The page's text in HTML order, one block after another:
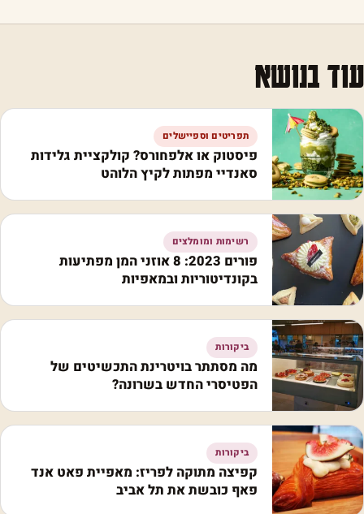
עוד בנושא
תפריטים וספיישלים
פיסטוק או אלפחורס? קולקציית גלידות
סאנדיי מפתות לקיץ הלוהט
רשימות ומומלצים
פורים 2023: 8 אוזני המן מפתיעות
בקונדיטוריות ובמאפיות
ביקורות
מה מסתתר בויטרינת התכשיטים של
הפטיסרי החדש בשרונה?
ביקורות
קפיצה מתוקה לפריז: מאפיית פאט אנד
פאף כובשת את תל אביב